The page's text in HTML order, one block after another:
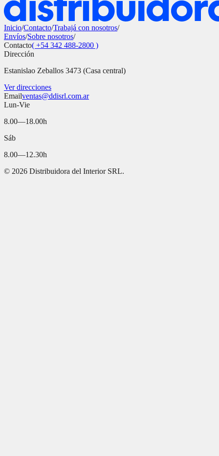
Inicio/Contacto/Trabajá con nosotros/
Envíos/Sobre nosotros/
Contacto( +54 342 488-2800 )
Dirección
Estanislao Zeballos 3473 (Casa central)
Ver direcciones
Emailventas@ddisrl.com.ar
Lun-Vie
8.00—18.00h
Sáb
8.00—12.30h
© 2026 Distribuidora del Interior SRL.